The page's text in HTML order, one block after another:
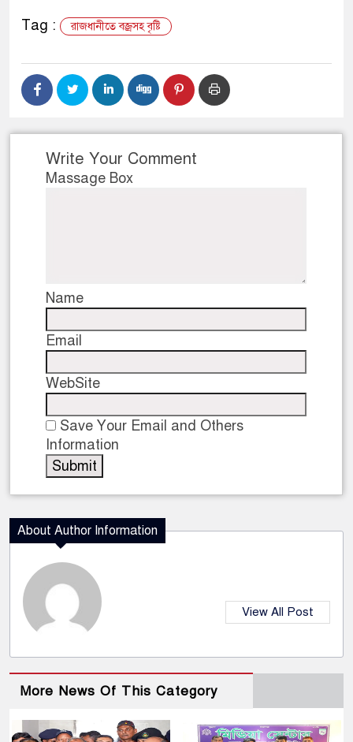
Tag :
রাজধানীতে বজ্রসহ বৃষ্টি
Write Your Comment
Massage Box
Name
Email
WebSite
Save Your Email and Others
Information
About Author Information
View All Post
More News Of This Category